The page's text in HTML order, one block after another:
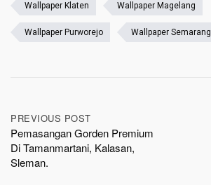
Wallpaper Klaten Wallpaper Magelang
Wallpaper Purworejo Wallpaper Semarang
Post
navigation
PREVIOUS POST
Pemasangan Gorden Premium
Di Tamanmartani, Kalasan,
Sleman.